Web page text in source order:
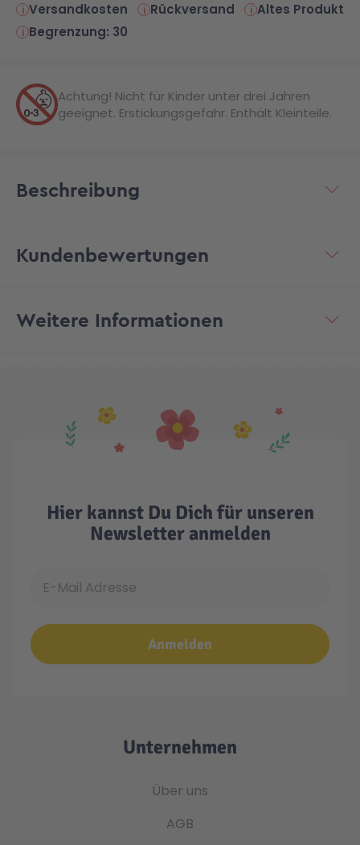
Versandkosten Rückversand
Altes Produkt
Begrenzung: 30
Achtung! Nicht für Kinder unter drei Jahren
geeignet. Erstickungsgefahr. Enthält Kleinteile.
Beschreibung
Kundenbewertungen
Weitere Informationen
Hier kannst Du Dich für unseren
Newsletter anmelden
Anmelden
Unternehmen
Über uns
AGB